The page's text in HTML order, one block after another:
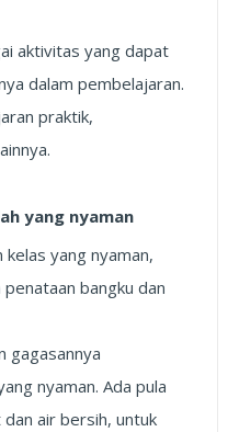
aktivitas yang dapat
dalam pembelajaran.
praktik,
yang nyaman
kelas yang nyaman,
bangku dan
gagasannya
nyaman. Ada pula
air bersih, untuk